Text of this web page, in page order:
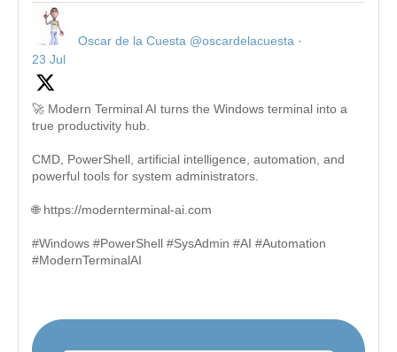
Oscar de la Cuesta @oscardelacuesta ·
23 Jul
🚀 Modern Terminal AI turns the Windows terminal into a
true productivity hub.
CMD, PowerShell, artificial intelligence, automation, and
powerful tools for system administrators.
🌐 https://modernterminal-ai.com
#Windows #PowerShell #SysAdmin #AI #Automation
#ModernTerminalAI